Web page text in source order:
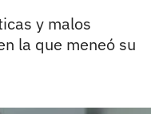
y malos
la que meneó su